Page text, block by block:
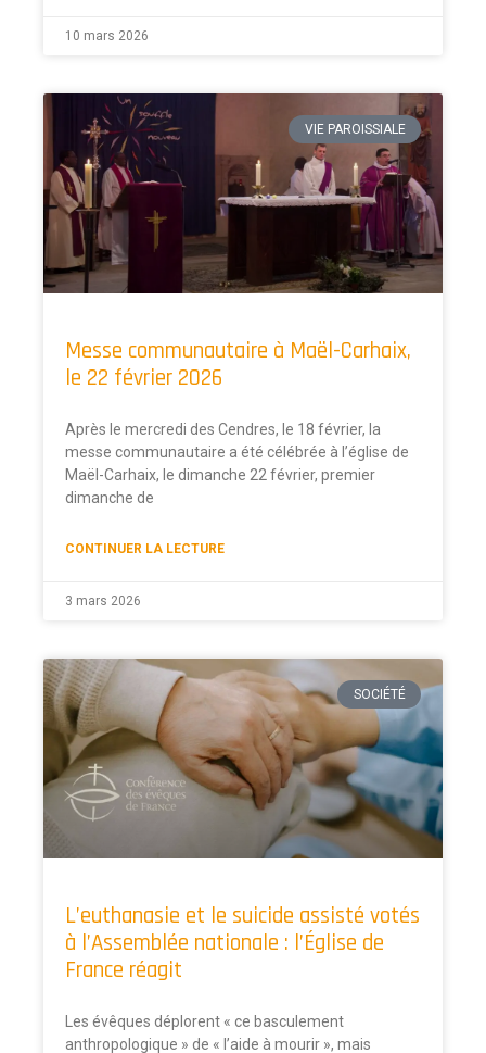
10 mars 2026
VIE PAROISSIALE
Messe communautaire à Maël-Carhaix,
le 22 février 2026
Après le mercredi des Cendres, le 18 février, la
messe communautaire a été célébrée à l’église de
Maël-Carhaix, le dimanche 22 février, premier
dimanche de
CONTINUER LA LECTURE
3 mars 2026
SOCIÉTÉ
L’euthanasie et le suicide assisté votés
à l’Assemblée nationale : l’Église de
France réagit
Les évêques déplorent « ce basculement
anthropologique » de « l’aide à mourir », mais